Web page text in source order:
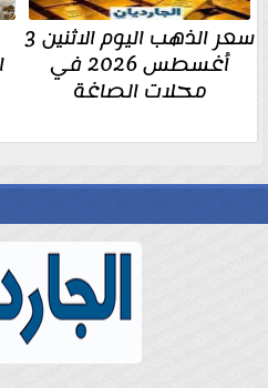
سعر الذهب اليوم الاثنين 3
أغسطس 2026 في
محلات الصاغة